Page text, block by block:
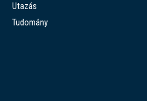
Utazás
Tudomány